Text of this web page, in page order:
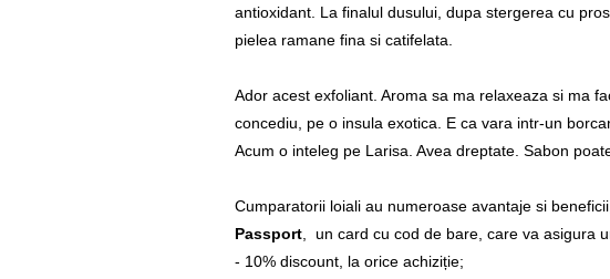
antioxidant. La finalul dusului, dupa stergerea cu
pielea ramane fina si catifelata.
Ador acest exfoliant. Aroma sa ma relaxeaza si ma
concediu, pe o insula exotica. E ca vara intr-un
Acum o inteleg pe Larisa. Avea dreptate. Sabon
Cumparatorii loiali au numeroase avantaje si
Passport , un card cu cod de bare, care va asigura
- 10% discount, la orice achiziție;